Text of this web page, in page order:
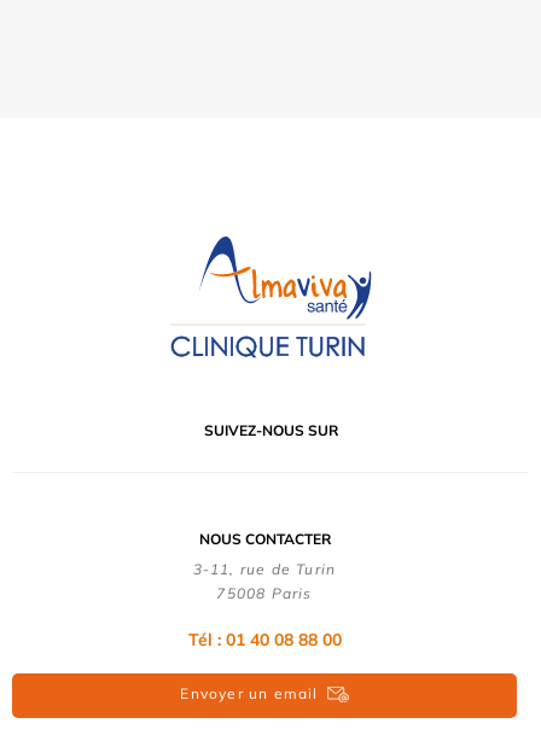
SUIVEZ-NOUS SUR
NOUS CONTACTER
3-11, rue de Turin
75008 Paris
Tél : 01 40 08 88 00
Envoyer un email